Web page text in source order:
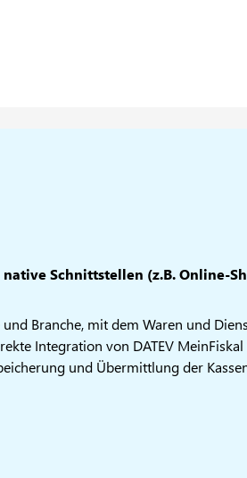
Schnittstellen (z.B. Online-
Branche, mit dem Waren und
Integration von DATEV
und Übermittlung der